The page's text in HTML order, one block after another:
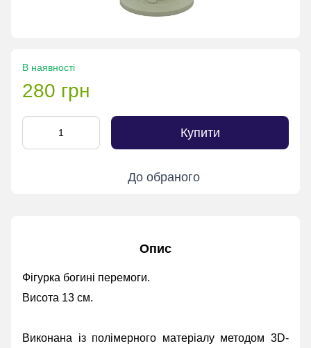
В наявності
280 грн
Купити
До обраного
Опис
Фігурка богині перемоги.
Висота 13 см.
Виконана із полімерного матеріалу методом 3D-